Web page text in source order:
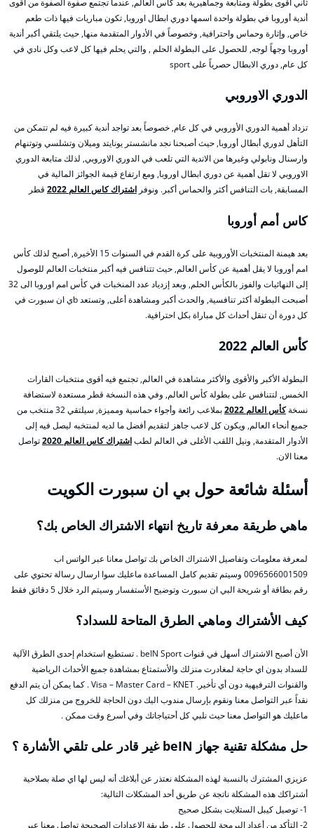
أندية أوروبا في بطولة واحدة اسمها دوري ابطال اوروبا, تكون مباريات فيها ذات طعم
خاص, وإثارة وحماس واحترافية, وخصوصاً في الأدوار المتقدمة منها, حيث يلتقي أكبر أندية
أوروبا وجهاً لوجه, للحصول على البطولة الحلم , والتي يحلم فيها كل لاعب وكل نادي في
كل عام, دوري الابطال حصرياً على sport
الدوري الاوروبي
تزداد أهمية الدوري الأوروبي في كل عام, خصوصاً بعد تواجد أندية كبيرة فيه لم تتمكن من
التأهل لدوري أبطال أوروبا, حيث أصبحنا نجد مانشستر يونايتد وميلان وتشلسي وتوتنهام
وارسنال ونابولي وغيرها من الاندية التي تلعب في الدوري الاوروبي, لذلك متابعة الدوري
الاوروبي لا تقل أهمية عن دوري ابطال اوروبا, ومع ارتفاع قيمة الجوائز المالية في
المسابقة, بات التنافس أكثر والحماس أكبر. ونوفر اشتراك كاس العالم 2022 قطر
كاس أمم أوروبا
بعد هيمنة المنتخبات الأوروبية على كرة القدم في السنوات 15 الأخيرة, أصبح لذلك كأس
امم أوروبا لا يقل أهمية عن كأس العالم, حيث تتنافس فيه أكبر منتخبات العالم للوصول
إلى النهائيات والفوز بالكأس الحلم, وبعد إزدياد عدد المنخبات في كأس امم اوروبا الى 32
أصبحت البطولة أكثر تنافسية, والحدث أكبر ومشاهدة أعلى, وتستعد bي ان سبورت في
كل دورة أن تنقل أحداث كل مباراة بكل احترافية.
كأس العالم 2022
البطولة الأكبر والأقوى والأكثر مشاهدة في العالم, تجتمع فيه أقوى منتخبات القارات
الخمس, لتتنافس على بطولة كأس العالم, وفي هذه النسخة قطر مستعدة لاستضافة
نسخةكأس العالم 2022
بملاعب رائعة وأجواء حماسية ومميزة, سيلتقي 32 منتخب من
جميع أنحاء العالم, ويكون كل لاعب جاهز لتقديم أفضل ما لديه لمنتخبه ليصل فيه إلى
الأدوار المتقدمة, ونيل اللقب الأغلى في العالم لطباشتراك كاس العالم 2020
تواصل
معنا الان.
أسئلة شائعة حول بي ان سبورت الكويت
ماهي طريقة معرفة تاريخ انتهاء الاشتراك الخاص بك؟
لمعرفة معلومات وتفاصيل الاشتراك الخاص بك تواصل معانا عبر الواتس اب
0096566001509 وسيتم تقديم كامل المساعدة ماعليك سوا ارسال رسالة تحتوي على
رقم بطاقة أو شريحة البي ان سبورت وتوضيح الأستفسار وسيتم الرد خلال 5 دقائق فقط
كيف الأشتراك وماهي الطرق المتاحة للسداد؟
الأن أصبح الاشتراك أسهل في قنوات beIN Sport . تستطيع استخدام إحدى الطرق الآلية
للسداد بدون اي حاجة لمغادرت منزلك والأستمتاع بمشاهدة جميع الأحداث الرياضية
والقنوات الترفيهية دون أي تأخير. Visa – Master Card – KNET . كما يمكن أن يتم الدفع
نقداً عبر التواصل معنا ونقوم بإرسال مندوب اليك دون الحاجة للخروج من منزلك كل
ماعليك هو التواصل معنا حيث نلبي كل أحتياجاتك وفي أسرع وقت ممكن .
حل مشكلة تقنية جهاز beIN غير قادر على تلقي الأشارة ؟
عزيزي المشترك بالنسبة لهذه المشكلة نعتذر عن أبلاغك أنه ليس لها اي صلة بصلاحية
أشتراكك هذه المشكلة ناتجة عن طريق أحد المشكلات التالية:
1- توصيل كيبل الستلايت بشكل صحيح
2- التأكد من أعداد البرمجة للحصول على طريقة الاعدادات الصحيحة تواصل معنا عبر